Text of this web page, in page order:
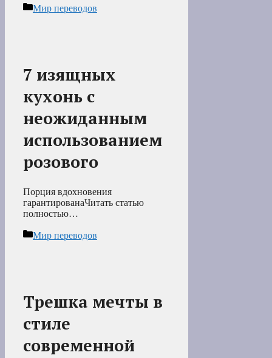
Рубрики
Мир переводов
7 изящных
кухонь с
неожиданным
использованием
розового
Порция вдохновения
гарантированаЧитать статью
полностью…
Рубрики
Мир переводов
Трешка мечты в
стиле
современной